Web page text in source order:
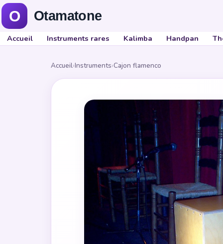
Accueil Instruments rares Kalimba Handpan
Accueil›Instruments›Cajon flamenco